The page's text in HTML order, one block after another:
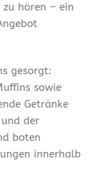
hören – ein
gesorgt:
sowie
Getränke
der
boten
innerhalb